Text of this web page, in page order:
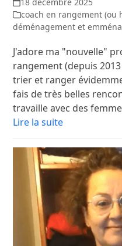
18 décembre 2025
coach en rangement (ou
déménagement et
J'adore ma "nouvelle"
rangement (depuis
trier et ranger
fais de très belles
travaille avec des
Lire la suite